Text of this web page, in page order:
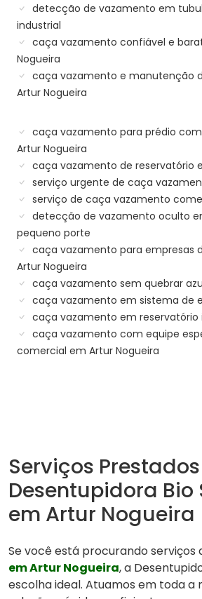
detecção de vazamento em
industrial
caça vazamento confiável e
Nogueira
caça vazamento e manutenção
Artur Nogueira
caça vazamento para prédio
Artur Nogueira
caça vazamento de reservatório
serviço urgente de caça
serviço de caça vazamento
detecção de vazamento oculto
pequeno porte
caça vazamento para empresas
Artur Nogueira
caça vazamento sem quebrar
caça vazamento em sistema de
caça vazamento em reservatório
caça vazamento com equipe
comercial em Artur Nogueira
Serviços
Desentupidora Bio
em Artur Nogueira
Se você está procurando serviços
em Artur Nogueira, a
escolha ideal. Atuamos em toda a